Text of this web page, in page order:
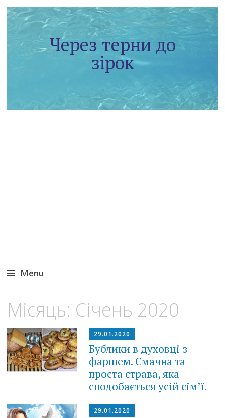
Через терни до
зірок
Menu
to
Місяць: Січень 2020
29.01.2020
Бублики в духовці з
фаршем. Смачна та
проста страва, яка
сподобається усій сім’ї.
29.01.2020